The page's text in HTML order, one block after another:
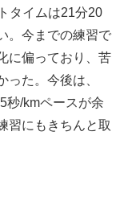
タイムは21分20
。今までの練習で
に偏っており、苦
た。今後は、
秒/kmペースが余
習にもきちんと取